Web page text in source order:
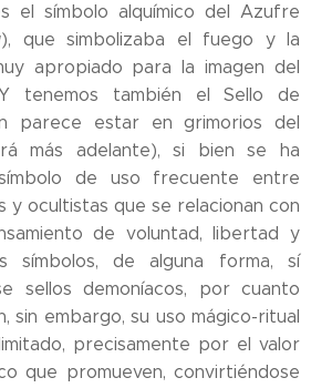
el símbolo alquímico del Azufre
), que simbolizaba el fuego y la
apropiado para la imagen del
tenemos también el Sello de
parece estar en grimorios del
más adelante), si bien se ha
de uso frecuente entre
y ocultistas que se relacionan con
de voluntad, libertad y
símbolos, de alguna forma, sí
sellos demoníacos, por cuanto
sin embargo, su uso mágico-ritual
precisamente por el valor
que promueven, convirtiéndose